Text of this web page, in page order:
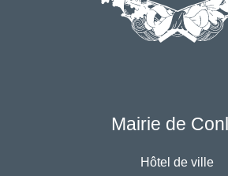
Mairie de
Hôtel de ville